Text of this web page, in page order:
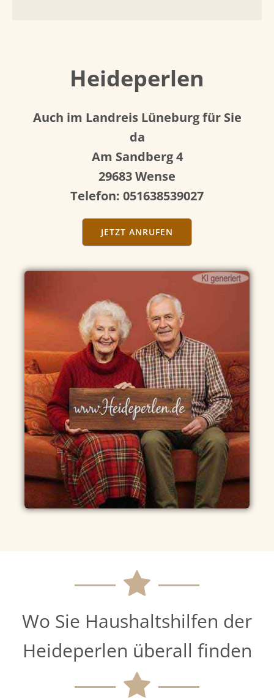
Heideperlen
Auch im Landreis Lüneburg für Sie
da
Am Sandberg 4
29683 Wense
Telefon: 051638539027
JETZT ANRUFEN
Wo Sie Haushaltshilfen der
Heideperlen überall finden